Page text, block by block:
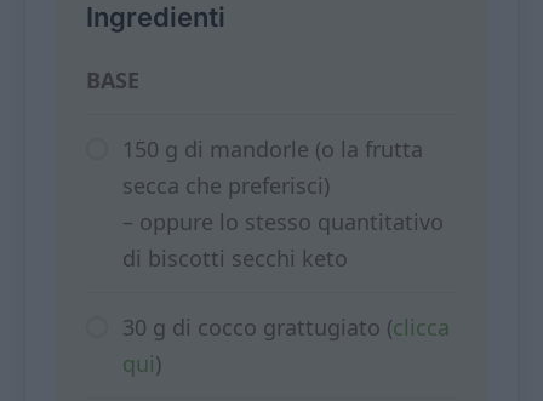
Ingredienti
BASE
150 g di mandorle (o la frutta
secca che preferisci)
– oppure lo stesso quantitativo
di biscotti secchi keto
30 g di cocco grattugiato (clicca
qui)